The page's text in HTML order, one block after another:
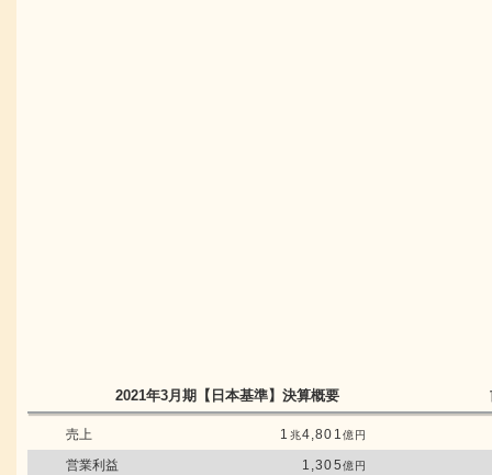
2021年3月期 【日本基準】 決算概要
売上 1 兆4,801億円
営業利益 1,305億円